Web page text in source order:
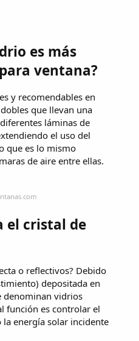
es más
ventana?
y recomendables en
que llevan una
láminas de
el uso del
que es lo mismo
de aire entre ellas.
el cristal de
o reflectivos? Debido
depositada en
denominan vidrios
función es controlar el
energía solar incidente